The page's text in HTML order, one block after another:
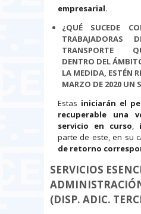
empresarial.
¿QUÉ SUCEDE
TRABAJADORAS
TRANSPORTE
DENTRO DEL
LA MEDIDA, ESTÉN
MARZO DE 2020 UN
Estas iniciarán el
recuperable una
servicio en curso,
parte de este, en su
de retorno
SERVICIOS
(DISP. ADIC.